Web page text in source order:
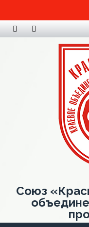
Союз